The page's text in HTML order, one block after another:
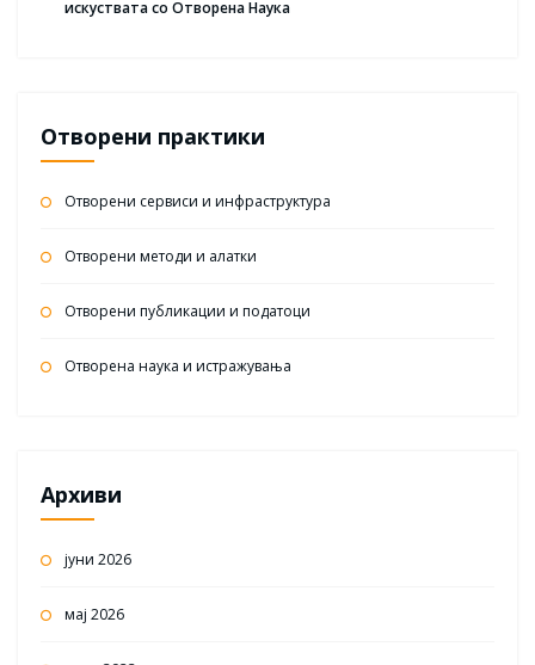
искуствата со Отворена Наука
Отворени практики
Отворени сервиси и инфраструктура
Отворени методи и алатки
Отворени публикации и податоци
Отворена наука и истражувања
Архиви
јуни 2026
мај 2026